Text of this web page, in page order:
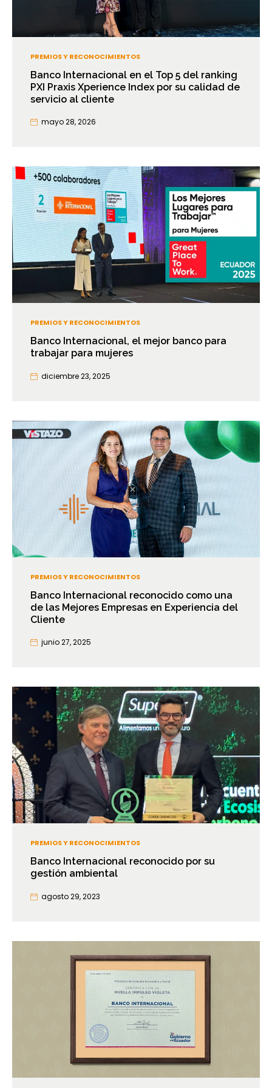
PREMIOS Y RECONOCIMIENTOS
Banco Internacional en el Top 5 del ranking
PXI Praxis Xperience Index por su calidad de
servicio al cliente
mayo 28, 2026
PREMIOS Y RECONOCIMIENTOS
Banco Internacional, el mejor banco para
trabajar para mujeres
diciembre 23, 2025
PREMIOS Y RECONOCIMIENTOS
Banco Internacional reconocido como una
de las Mejores Empresas en Experiencia del
Cliente
junio 27, 2025
PREMIOS Y RECONOCIMIENTOS
Banco Internacional reconocido por su
gestión ambiental
agosto 29, 2023